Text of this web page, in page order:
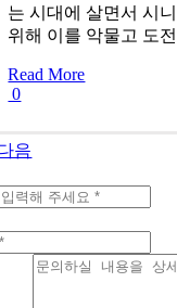
는 시대에 살면서 시
위해 이를 악물고 도
Read More
0
음